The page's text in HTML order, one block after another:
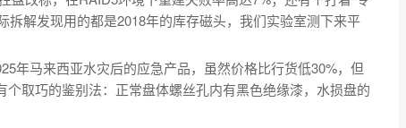
解发现用的都是2018年的库存磁头，我们实验室测下来平
年马来西亚水灾后的应急产品，虽然价格比行货低30%，但
取巧的鉴别法：正常盘体螺丝孔内有黑色绝缘漆，水损盘的